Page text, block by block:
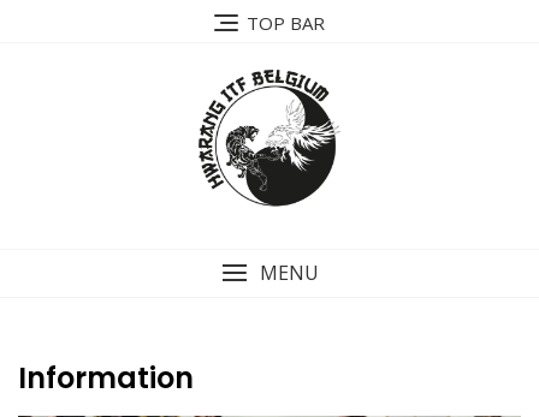
TOP BAR
MENU
Information